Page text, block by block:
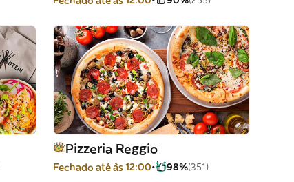
Pizzeria Reggio
Fechado até às 12:00 98%(351)